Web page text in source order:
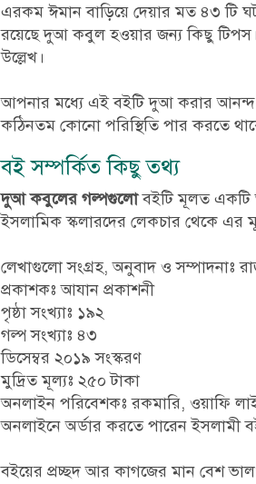
এরকম ঈমান বাড়িয়ে দেয়ার মত ৪৩ টি
রয়েছে দুআ কবুল হওয়ার জন্য কিছু
উল্লেখ।
আপনার মধ্যে এই বইটি দুআ করার আনন্দ
কঠিনতম কোনো পরিস্থিতি পার করতে
বই সম্পর্কিত কিছু তথ্য
দুআ কবুলের গল্পগুলোবইটি মূলত একটি
ইসলামিক স্কলারদের লেকচার থেকে এর
লেখাগুলো সংগ্রহ, অনুবাদ ও সম্পাদনাঃ
প্রকাশকঃ আযান প্রকাশনী
পৃষ্ঠা সংখ্যাঃ ১৯২
গল্প সংখ্যাঃ ৪৩
ডিসেম্বর ২০১৯ সংস্করণ
মুদ্রিত মূল্যঃ ২৫০ টাকা
অনলাইন পরিবেশকঃ রকমারি, ওয়াফি
অনলাইনে অর্ডার করতে পারেন ইসলামী
বইয়ের প্রচ্ছদ আর কাগজের মান বেশ